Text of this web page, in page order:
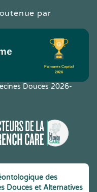
par
Douces 2026-
des
Douces et Alternatives